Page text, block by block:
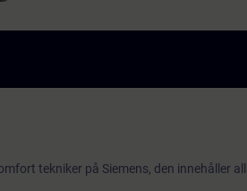
tekniker på Siemens, den innehåller